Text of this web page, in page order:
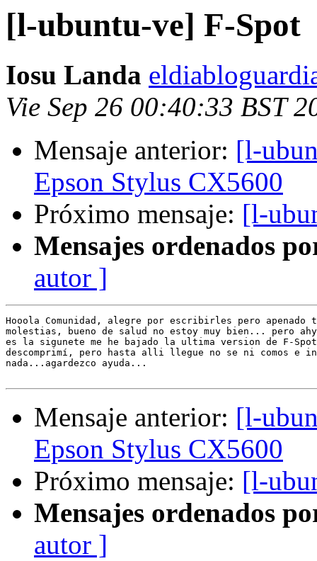
[l-ubuntu-ve] F-Spot
Iosu Landa
Vie Sep 26 00:40:33 BST
Mensaje anterior: [l-
Epson Stylus CX5600
Próximo mensaje: [l-
Mensajes ordenados
autor ]
Hooola Comunidad, alegre por escribirles pero
molestias, bueno de salud no estoy muy bien... pero
es la sigunete me he bajado la ultima version de F-
descomprimí, pero hasta alli llegue no se ni comos e
nada...agardezco ayuda...
Mensaje anterior: [l-
Epson Stylus CX5600
Próximo mensaje: [l-
Mensajes ordenados
autor ]